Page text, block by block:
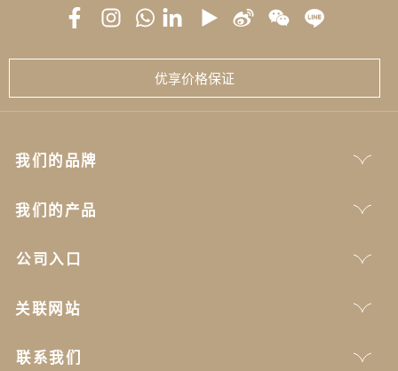
优享价格保证
我们的品牌
我们的产品
公司入口
关联网站
联系我们